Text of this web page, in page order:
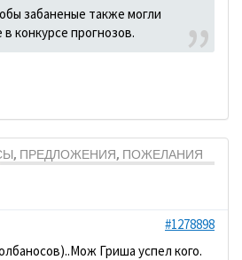
забаненые также могли
в конкурсе прогнозов.
ПРЕДЛОЖЕНИЯ, ПОЖЕЛАНИЯ
#1278898
Гриша успел кого.